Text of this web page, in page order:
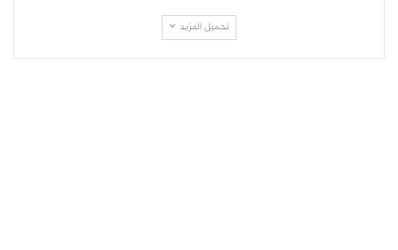
تحميل المزيد